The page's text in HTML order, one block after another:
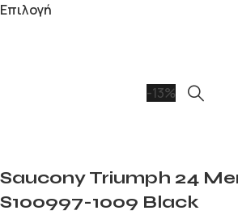
Επιλογή
-13%
Saucony Triumph 24
S100997-1009 Black